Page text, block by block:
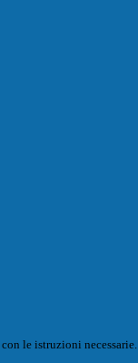
le istruzioni necessarie.